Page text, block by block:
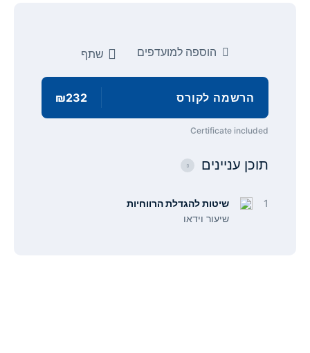
הוספה למועדפים שתף
הרשמה לקורס ₪232
Certificate included
תוכן עניינים
1
שיטות להגדלת הרווחיות
שיעור וידאו